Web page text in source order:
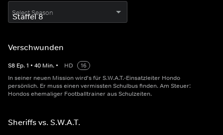
Select Season
Verschwunden
S8 Ep.1 • 40 Min. • HD
16
In seiner neuen Mission wird's für S.W.A.T.-Einsatzleiter Hondo
persönlich. Er muss einen vermissten Schulbus finden. Am Steuer:
Hondos ehemaliger Footballtrainer aus Schulzeiten.
Sheriffs vs. S.W.A.T.